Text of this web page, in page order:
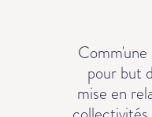
pour but
mise en